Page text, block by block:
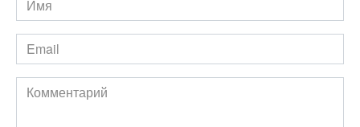
*
Email
*
Комментарий